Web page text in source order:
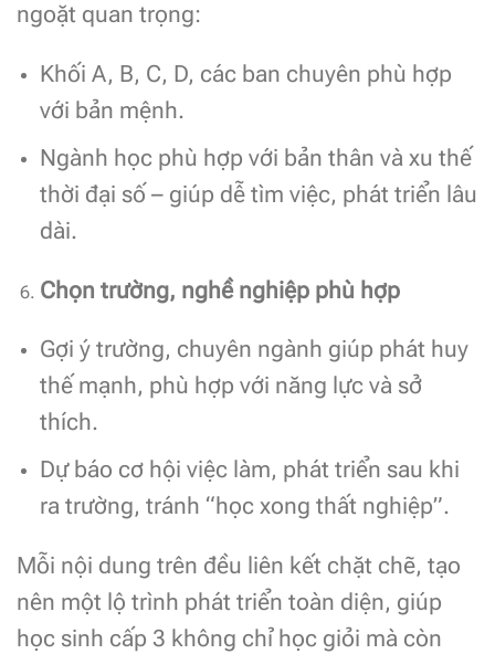
ngoặt quan trọng:
Khối A, B, C, D, các ban chuyên phù hợp
với bản mệnh.
Ngành học phù hợp với bản thân và xu thế
thời đại số – giúp dễ tìm việc, phát triển lâu
dài.
Chọn trường, nghề nghiệp phù hợp
Gợi ý trường, chuyên ngành giúp phát huy
thế mạnh, phù hợp với năng lực và sở
thích.
Dự báo cơ hội việc làm, phát triển sau khi
ra trường, tránh “học xong thất nghiệp”.
Mỗi nội dung trên đều liên kết chặt chẽ, tạo
nên một lộ trình phát triển toàn diện, giúp
học sinh cấp 3 không chỉ học giỏi mà còn